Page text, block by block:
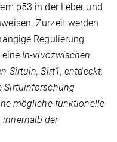
p53 in der Leber und
Zurzeit werden
Regulierung
In-vivozwischen
Sirtuin, Sirt1, entdeckt.
Sirtuinforschung
mögliche funktionelle
der